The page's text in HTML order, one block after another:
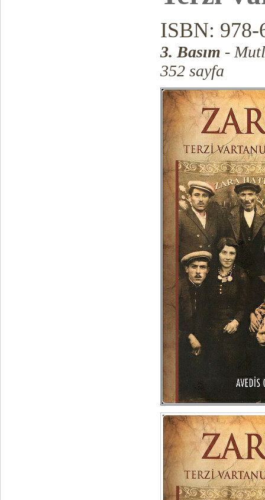
ISBN: 978-
3. Basım -
352 sayfa